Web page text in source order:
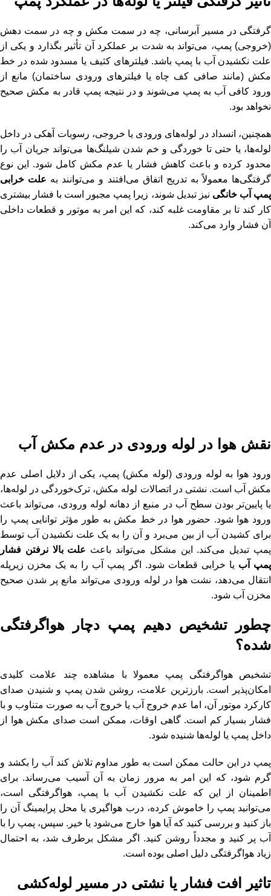
گرفتگی در مسیر آبرسانی، چه در سمت مکش و چه در سمت دهش
(خروجی) پمپ، می‌تواند به شدت بر عملکرد آن تأثیر بگذارد و یکی از
علت نکشیدن آب با پمپ باشد. فیلترهای کثیف یا مسدود شده در خط
مکش (مانند صافی کف چاه یا فیلترهای ورودی ساختمان) مانع از
ورود کافی آب به پمپ می‌شوند و در نتیجه پمپ قادر به مکش صحیح
نخواهد بود.
همچنین، انسداد در لوله‌های ورودی یا خروجی، رسوبات آهکی در داخل
لوله‌ها، یا حتی تا خوردگی و خم شدن شیلنگ‌ها می‌تواند جریان آب را
محدود کرده و باعث کاهش فشار یا عدم مکش کامل شود. این نوع
گرفتگی‌ها معمولاً به تدریج اتفاق می‌افتند و می‌توانند به علت خرابی
پمپ آب خانگی نیز تبدیل شوند، زیرا پمپ مجبور است با فشار بیشتری
کار کند تا بر مقاومت غلبه کند، که این امر به موتور و قطعات داخلی
آن فشار وارد می‌کند.
نقش هوا در لوله ورودی در عدم مکش آب
ورود هوا به لوله ورودی (لوله مکش) پمپ، یکی از دلایل اصلی عدم
مکش آب است. نشتی در اتصالات لوله مکش، ترک‌خوردگی در لوله‌ها،
یا پایین‌تر بودن سطح آب در منبع از دهانه لوله ورودی، می‌تواند باعث
ورود هوا شود. حضور هوا در خط مکش به طور مؤثر توانایی پمپ را
برای کشیدن آب از بین می‌برد و آن را به یک علت نکشیدن آب توسط
پمپ تبدیل می‌کند. این مشکل می‌تواند باعث علت بالا نرفتن فشار
پمپ آب یا خرابی قطعات شود. اگر پمپ آب را به یک مخزن زیرپله
انتقال می‌دهد، نشت هوا در لوله ورودی می‌تواند مانع پر شدن صحیح
مخزن آب شود.
چطور تشخیص دهیم پمپ دچار هواگرفتگی
شده؟
تشخیص هواگرفتگی پمپ معمولا با مشاهده چند علامت کلیدی
امکان‌پذیر است. بارزترین علامت، روشن شدن پمپ و شنیدن صدای
کارکرد موتور آن، اما عدم خروج آب یا خروج آب به صورت متناوب و با
فشار بسیار کم است. گاهی اوقات، ممکن است صدای مکش هوا از
داخل پمپ یا لوله‌ها شنیده شود.
پمپ در این حالت ممکن است به طور مداوم تلاش کند آب را بکشد و
گرم شود، که این امر به مرور زمان به آن آسیب می‌رساند. برای
اطمینان از این که علت نکشیدن آب با پمپ، هواگرفتگی است،
می‌توانید پمپ را خاموش کرده، درب هواگیری یا محل پرایمینگ آن را
باز کنید و بررسی کنید که آیا هوا خارج می‌شود یا خیر. سپس، پمپ را با
آب پر کنید و مجدداً روشن کنید. اگر مشکل برطرف شد، به احتمال
زیاد هواگرفتگی دلیل اصلی بوده است.
تاثیر افت فشار یا نشتی در مسیر لوله‌کشی